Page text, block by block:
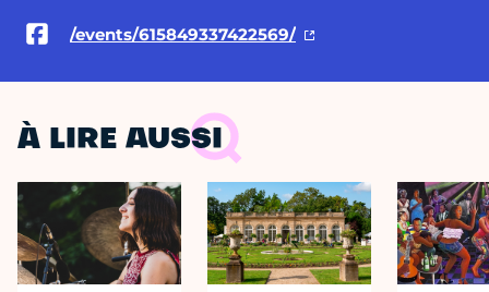
/events/615849337422569/
À LIRE AUSSI